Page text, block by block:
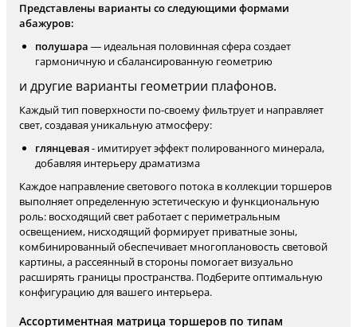
Представлены варианты со следующими формами
абажуров:
полушара — идеальная половинная сфера создает
гармоничную и сбалансированную геометрию
и другие варианты геометрии плафонов.
Каждый тип поверхности по-своему фильтрует и направляет
свет, создавая уникальную атмосферу:
глянцевая- имитирует эффект полированного минерала,
добавляя интерьеру драматизма
Каждое направление светового потока в коллекции торшеров
выполняет определенную эстетическую и функциональную
роль: восходящий свет работает с периметральным
освещением, нисходящий формирует приватные зоны,
комбинированный обеспечивает многоплановость световой
картины, а рассеянный в стороны помогает визуально
расширять границы пространства. Подберите оптимальную
конфигурацию для вашего интерьера.
Ассортиментная матрица торшеров по типам